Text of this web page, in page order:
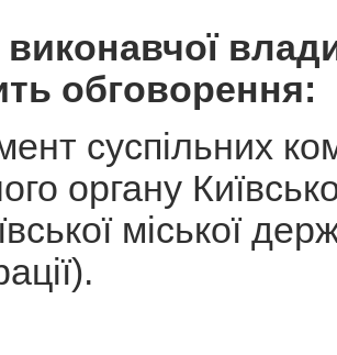
обговорення:
суспільних
органу
міської